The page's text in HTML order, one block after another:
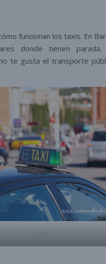
funcionan los taxis. En
donde tienen parada.
te gusta el transporte
Taxi